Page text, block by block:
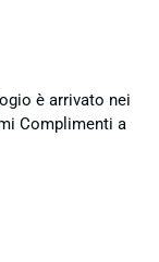
è arrivato nei
Complimenti a